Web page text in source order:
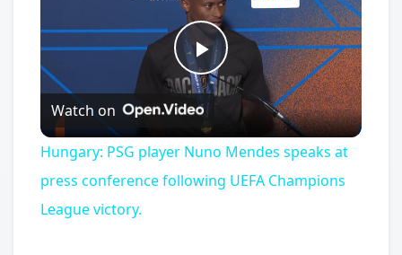
Play
Video
Watch on
Hungary: PSG player Nuno Mendes speaks at
press conference following UEFA Champions
League victory.